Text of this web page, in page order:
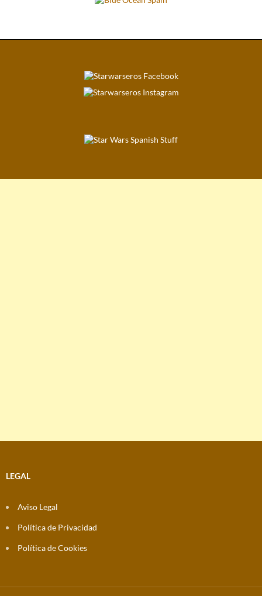
LEGAL
Aviso Legal
Política de Privacidad
Política de Cookies